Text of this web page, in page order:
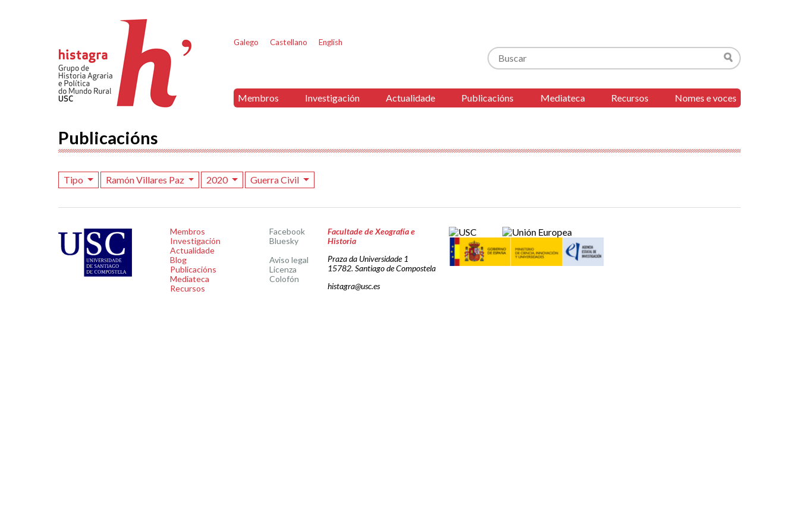
Galego Castellano English
Buscar
Buscar
Membros Investigación Actualidade Publicacións Mediateca Recursos Nomes e voces
Publicacións
Tipo Ramón Villares Paz 2020 Guerra Civil
Membros
Investigación
Actualidade
Blog
Publicacións
Mediateca
Recursos
Facebook
Bluesky
Aviso legal
Licenza
Colofón
Facultade de Xeografía e
Historia
Praza da Universidade 1
15782. Santiago de Compostela
histagra@usc.es